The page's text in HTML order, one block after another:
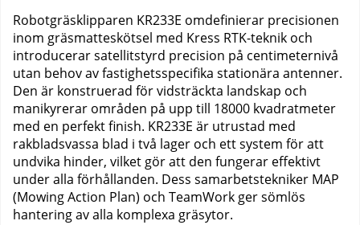
Robotgräsklipparen KR233E omdefinierar precisionen
inom gräsmatteskötsel med Kress RTK-teknik och
introducerar satellitstyrd precision på centimeternivå
utan behov av fastighetsspecifika stationära antenner.
Den är konstruerad för vidsträckta landskap och
manikyrerar områden på upp till 18000 kvadratmeter
med en perfekt finish. KR233E är utrustad med
rakbladsvassa blad i två lager och ett system för att
undvika hinder, vilket gör att den fungerar effektivt
under alla förhållanden. Dess samarbetstekniker MAP
(Mowing Action Plan) och TeamWork ger sömlös
hantering av alla komplexa gräsytor.